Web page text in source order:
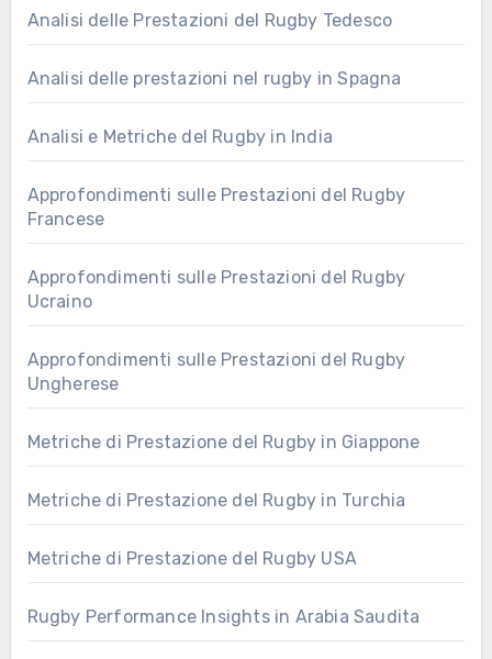
Analisi delle Prestazioni del Rugby Tedesco
Analisi delle prestazioni nel rugby in Spagna
Analisi e Metriche del Rugby in India
Approfondimenti sulle Prestazioni del Rugby
Francese
Approfondimenti sulle Prestazioni del Rugby
Ucraino
Approfondimenti sulle Prestazioni del Rugby
Ungherese
Metriche di Prestazione del Rugby in Giappone
Metriche di Prestazione del Rugby in Turchia
Metriche di Prestazione del Rugby USA
Rugby Performance Insights in Arabia Saudita